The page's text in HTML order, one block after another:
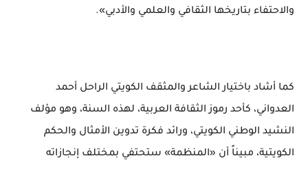
والاحتفاء بتاريخها الثقافي والعلمي والأدبي».
كما أشاد باختيار الشاعر والمثقف الكويتي الراحل أحمد
العدواني، كأحد رموز الثقافة العربية، لهذه السنة، وهو مؤلف
النشيد الوطني الكويتي، ورائد فكرة تدوين الأمثال والحكم
الكويتية، مبيناً أن «المنظمة» ستحتفي بمختلف إنجازاته